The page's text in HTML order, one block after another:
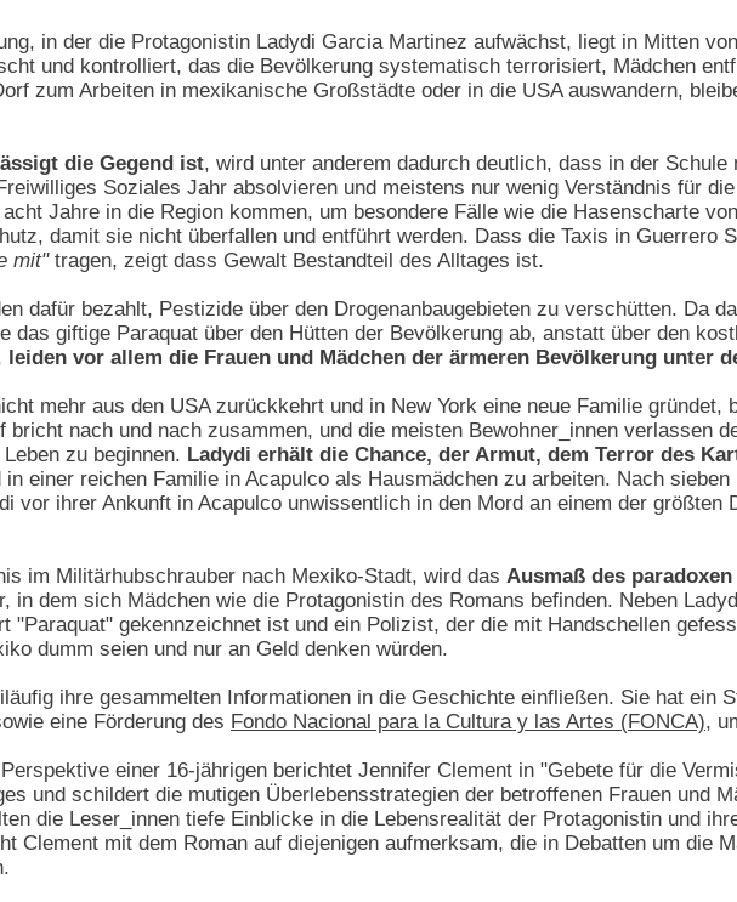
in der die Protagonistin Ladydi Garcia Martinez aufwächst, liegt in Mitten
und kontrolliert, das die Bevölkerung systematisch terrorisiert, Mädchen
zum Arbeiten in mexikanische Großstädte oder in die USA auswandern,
die Gegend ist, wird unter anderem dadurch deutlich, dass in der
Soziales Jahr absolvieren und meistens nur wenig Verständnis für
Jahre in die Region kommen, um besondere Fälle wie die Hasenscharte
damit sie nicht überfallen und entführt werden. Dass die Taxis in Guerrero
mit"tragen, zeigt dass Gewalt Bestandteil des Alltages ist.
dafür bezahlt, Pestizide über den Drogenanbaugebieten zu verschütten. Da
das giftige Paraquat über den Hütten der Bevölkerung ab, anstatt über den
leiden vor allem die Frauen und Mädchen der ärmeren Bevölkerung unter
mehr aus den USA zurückkehrt und in New York eine neue Familie gründet,
bricht nach und nach zusammen, und die meisten Bewohner_innen verlassen
zu beginnen. Ladydi erhält die Chance, der Armut, dem Terror des
in einer reichen Familie in Acapulco als Hausmädchen zu arbeiten. Nach
vor ihrer Ankunft in Acapulco unwissentlich in den Mord an einem der größten
im Militärhubschrauber nach Mexiko-Stadt, wird das Ausmaß des
in dem sich Mädchen wie die Protagonistin des Romans befinden. Neben
"Paraquat" gekennzeichnet ist und ein Polizist, der die mit Handschellen
dumm seien und nur an Geld denken würden.
ihre gesammelten Informationen in die Geschichte einfließen. Sie hat ein
eine Förderung des Fondo Nacional para la Cultura y las Artes (FONCA),
einer 16-jährigen berichtet Jennifer Clement in "Gebete für die
und schildert die mutigen Überlebensstrategien der betroffenen Frauen und
die Leser_innen tiefe Einblicke in die Lebensrealität der Protagonistin und
Clement mit dem Roman auf diejenigen aufmerksam, die in Debatten um die